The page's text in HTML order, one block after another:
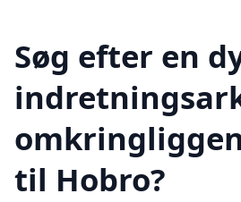
Søg efter en
til Hobro?